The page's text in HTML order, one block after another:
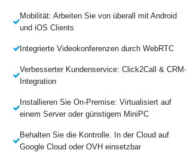
Mobilität: Arbeiten Sie von überall mit Android
und iOS Clients
Integrierte Videokonferenzen durch WebRTC
Verbesserter Kundenservice: Click2Call & CRM-
Integration
Installieren Sie On-Premise: Virtualisiert auf
einem Server oder günstigem MiniPC
Behalten Sie die Kontrolle. In der Cloud auf
Google Cloud oder OVH einsetzbar